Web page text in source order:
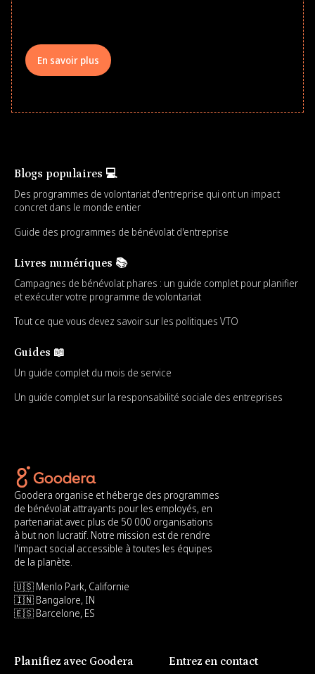
En savoir plus
Blogs populaires 💻
Des programmes de volontariat d'entreprise qui ont un impact
concret dans le monde entier
Guide des programmes de bénévolat d'entreprise
Livres numériques 📚
Campagnes de bénévolat phares : un guide complet pour planifier
et exécuter votre programme de volontariat
Tout ce que vous devez savoir sur les politiques VTO
Guides 📖
Un guide complet du mois de service
Un guide complet sur la responsabilité sociale des entreprises
Goodera organise et héberge des programmes
de bénévolat attrayants pour les employés, en
partenariat avec plus de 50 000 organisations
à but non lucratif. Notre mission est de rendre
l'impact social accessible à toutes les équipes
de la planète.
🇺🇸 Menlo Park, Californie
🇮🇳 Bangalore, IN
🇪🇸 Barcelone, ES
Planifiez avec Goodera Entrez en contact